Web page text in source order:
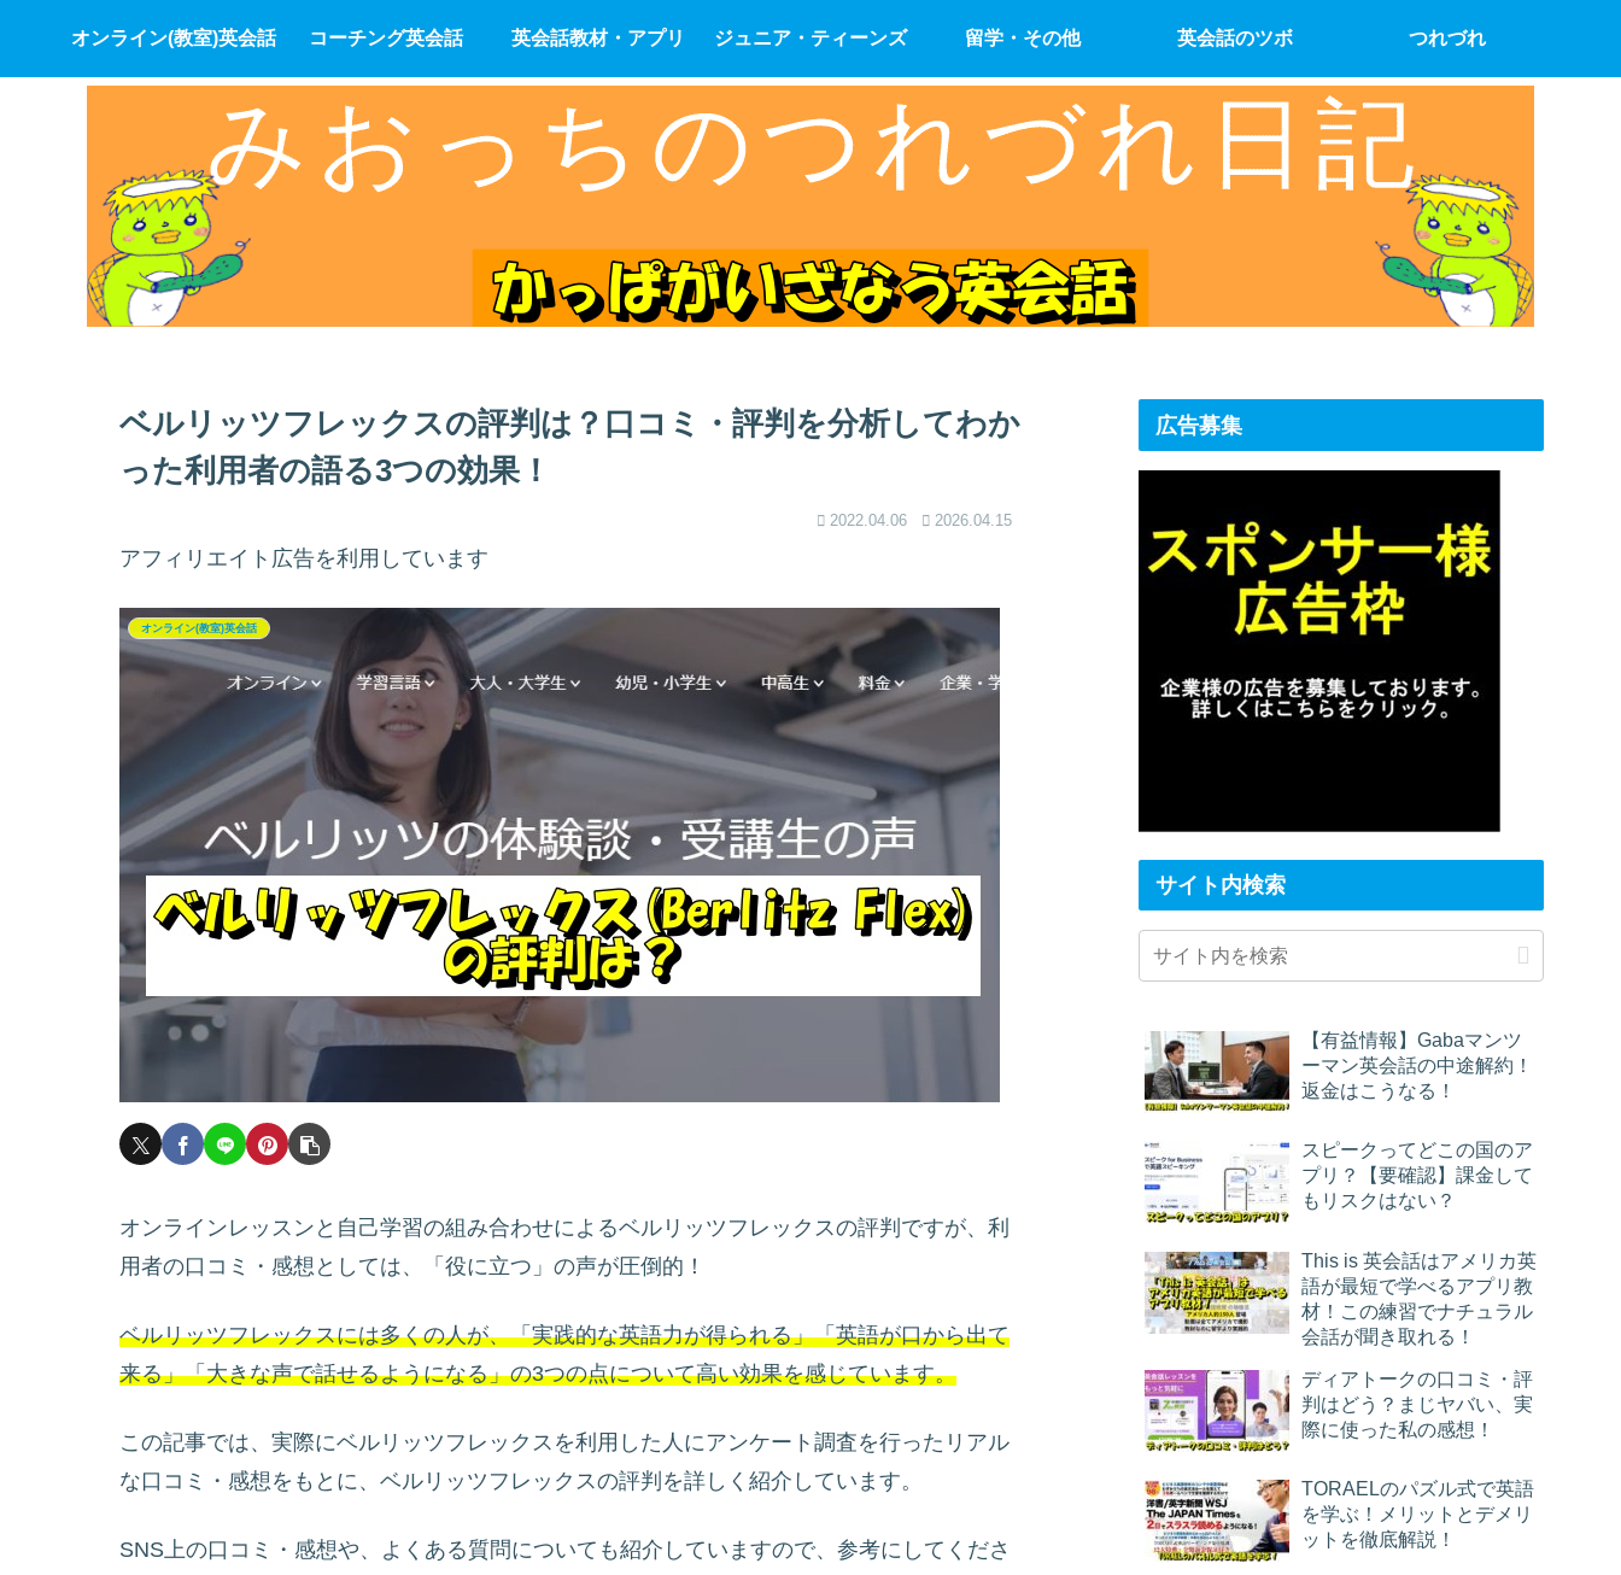
オンライン(教室)英会話 コーチング英会話 英会話教材・アプリ ジュニア・ティーンズ 留学・その他 英会話のツボ つれづれ
ベルリッツフレックスの評判は？口コミ・評判を分析してわか
った利用者の語る3つの効果！
2022.04.06 2026.04.15
アフィリエイト広告を利用しています
オンライン(教室)英会話
オンラインレッスンと自己学習の組み合わせによるベルリッツフレックスの評判ですが、利
用者の口コミ・感想としては、「役に立つ」の声が圧倒的！
ベルリッツフレックスには多くの人が、「実践的な英語力が得られる」「英語が口から出て
来る」「大きな声で話せるようになる」の3つの点について高い効果を感じています。
この記事では、実際にベルリッツフレックスを利用した人にアンケート調査を行ったリアル
な口コミ・感想をもとに、ベルリッツフレックスの評判を詳しく紹介しています。
SNS上の口コミ・感想や、よくある質問についても紹介していますので、参考にしてくださ
広告募集
サイト内検索
【有益情報】Gabaマンツ
ーマン英会話の中途解約！
返金はこうなる！
スピークってどこの国のア
プリ？【要確認】課金して
もリスクはない？
This is 英会話はアメリカ英
語が最短で学べるアプリ教
材！この練習でナチュラル
会話が聞き取れる！
ディアトークの口コミ・評
判はどう？まじヤバい、実
際に使った私の感想！
TORAELのパズル式で英語
を学ぶ！メリットとデメリ
ットを徹底解説！